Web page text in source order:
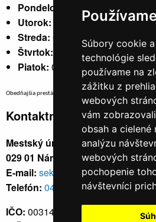
Súbory cookie
technológie
používame na
zážitku z
webových
vám
obsah a cielené
analýzu
webových
pochopenie
návštevníci
Pondelok:
07:30 - 15:30
Utorok:
nestránkový
Streda: 07:30 - 17:00
Štvrtok:
nestránkový
Piatok: 07:30 - 14:00
Obedňajšia prestávka v trvaní 30 minút v čase medzi
Kontaktné údaje
Mestský úrad, Cyrila a Metoda
029 01 Námestovo
E-mail: sekretariat@namestovo.sk
Telefón: 043 5504711
IČO: 00314676